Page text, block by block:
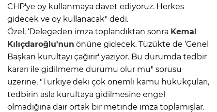
CHP'ye oy kullanmaya davet ediyoruz. Herkes
gidecek ve oy kullanacak" dedi.
Özel, ‘Delegeden imza toplandıktan sonra Kemal
Kılıçdaroğlu'nun önüne gidecek. Tüzükte de ‘Genel
Başkan kurultayı çağırır' yazıyor. Bu durumda tedbir
kararı ile gidilmeme durumu olur mu" sorusu
üzerine, "Türkiye'deki çok önemli kamu hukukçuları,
tedbirin asla kurultaya gidilmesine engel
olmadığına dair ortak bir metinde imza toplamışlar.